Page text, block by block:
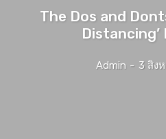
The Dos and
Distancing’
Admin - 3 สิง